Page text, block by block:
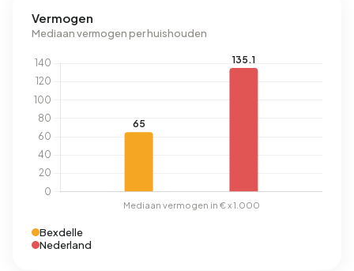
Vermogen
Mediaan vermogen per huishouden
Bexdelle
Nederland